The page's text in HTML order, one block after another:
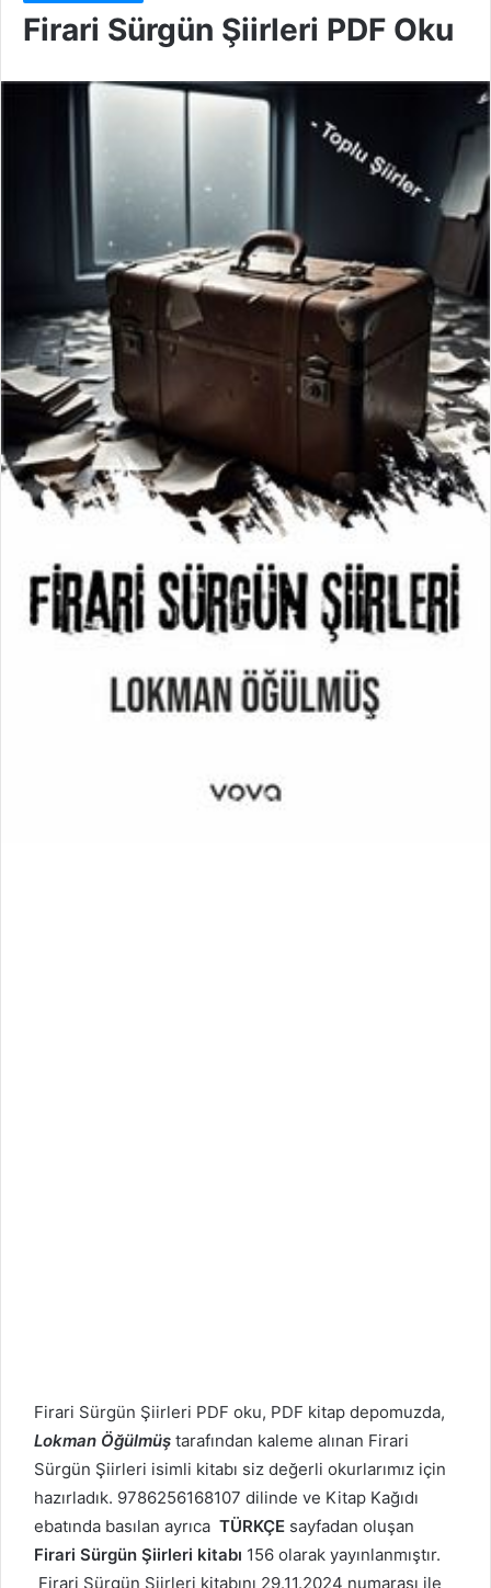
Firari Sürgün Şiirleri PDF Oku
Firari Sürgün Şiirleri PDF oku, PDF kitap depomuzda,
Lokman Öğülmüş tarafından kaleme alınan Firari
Sürgün Şiirleri isimli kitabı siz değerli okurlarımız için
hazırladık. 9786256168107 dilinde ve Kitap Kağıdı
ebatında basılan ayrıca TÜRKÇE sayfadan oluşan
Firari Sürgün Şiirleri kitabı 156 olarak yayınlanmıştır.
Firari Sürgün Şiirleri kitabını 29.11.2024 numarası ile